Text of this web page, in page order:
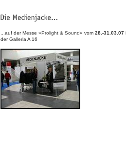
...auf der Messe »Prolight & Sound« vom 28.-31.03.07
der Galleria A 16